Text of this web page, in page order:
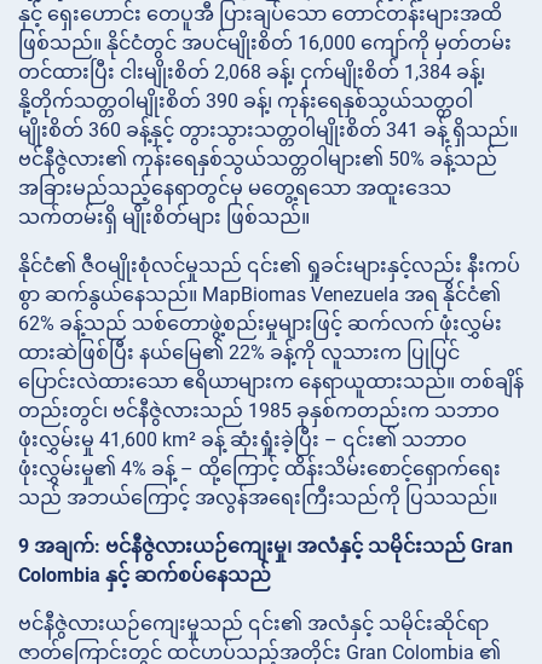
နှင့် ရှေးဟောင်း တေပူအီ ပြားချပ်သော တောင်တန်းများအထိ
ဖြစ်သည်။ နိုင်ငံတွင် အပင်မျိုးစိတ် 16,000 ကျော်ကို မှတ်တမ်း
တင်ထားပြီး ငါးမျိုးစိတ် 2,068 ခန့်၊ ငှက်မျိုးစိတ် 1,384 ခန့်၊
နို့တိုက်သတ္တဝါမျိုးစိတ် 390 ခန့်၊ ကုန်းရေနှစ်သွယ်သတ္တဝါ
မျိုးစိတ် 360 ခန့်နှင့် တွားသွားသတ္တဝါမျိုးစိတ် 341 ခန့် ရှိသည်။
ဗင်နီဇွဲလား၏ ကုန်းရေနှစ်သွယ်သတ္တဝါများ၏ 50% ခန့်သည်
အခြားမည်သည့်နေရာတွင်မှ မတွေ့ရသော အထူးဒေသ
သက်တမ်းရှိ မျိုးစိတ်များ ဖြစ်သည်။
နိုင်ငံ၏ ဇီဝမျိုးစုံလင်မှုသည် ၎င်း၏ ရှုခင်းများနှင့်လည်း နီးကပ်
စွာ ဆက်နွယ်နေသည်။ MapBiomas Venezuela အရ နိုင်ငံ၏
62% ခန့်သည် သစ်တောဖွဲ့စည်းမှုများဖြင့် ဆက်လက် ဖုံးလွှမ်း
ထားဆဲဖြစ်ပြီး နယ်မြေ၏ 22% ခန့်ကို လူသားက ပြုပြင်
ပြောင်းလဲထားသော ဧရိယာများက နေရာယူထားသည်။ တစ်ချိန်
တည်းတွင်၊ ဗင်နီဇွဲလားသည် 1985 ခုနှစ်ကတည်းက သဘာဝ
ဖုံးလွှမ်းမှု 41,600 km² ခန့် ဆုံးရှုံးခဲ့ပြီး – ၎င်း၏ သဘာဝ
ဖုံးလွှမ်းမှု၏ 4% ခန့် – ထို့ကြောင့် ထိန်းသိမ်းစောင့်ရှောက်ရေး
သည် အဘယ်ကြောင့် အလွန်အရေးကြီးသည်ကို ပြသသည်။
9 အချက်: ဗင်နီဇွဲလားယဉ်ကျေးမှု၊ အလံနှင့် သမိုင်းသည် Gran
Colombia နှင့် ဆက်စပ်နေသည်
ဗင်နီဇွဲလားယဉ်ကျေးမှုသည် ၎င်း၏ အလံနှင့် သမိုင်းဆိုင်ရာ
ဇာတ်ကြောင်းတွင် ထင်ဟပ်သည့်အတိုင်း Gran Colombia ၏